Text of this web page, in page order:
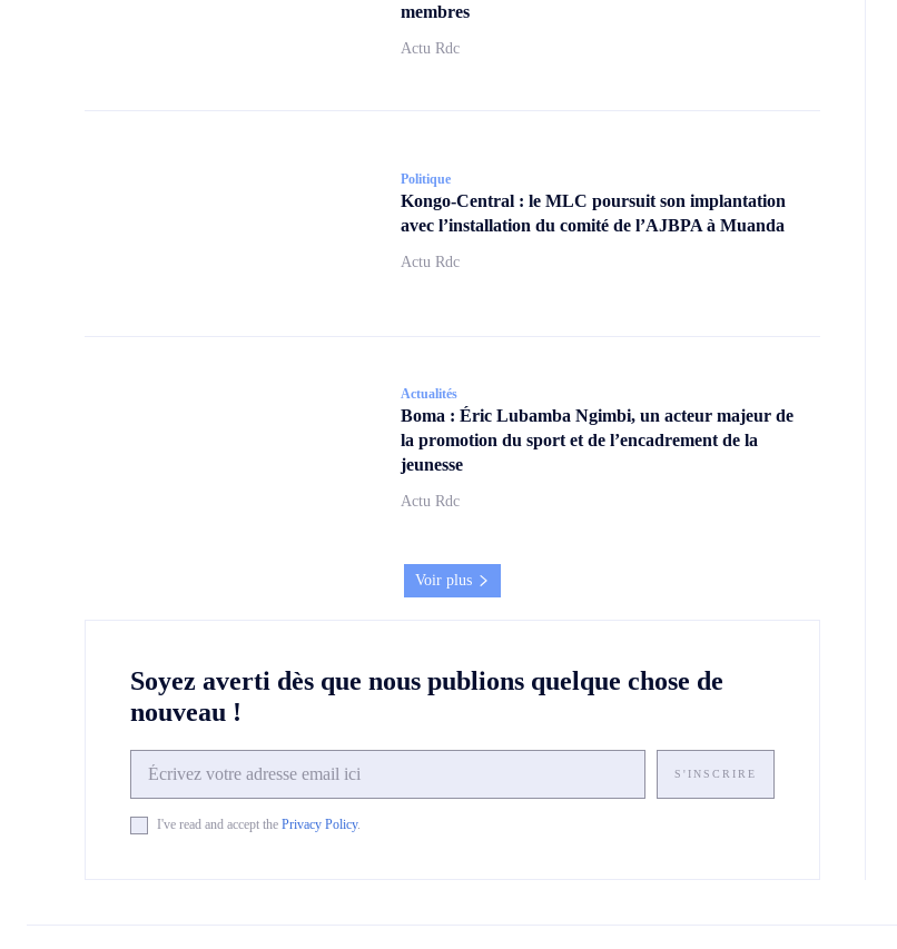
membres
Actu Rdc
Politique
Kongo-Central : le MLC poursuit son implantation
avec l’installation du comité de l’AJBPA à Muanda
Actu Rdc
Actualités
Boma : Éric Lubamba Ngimbi, un acteur majeur de
la promotion du sport et de l’encadrement de la
jeunesse
Actu Rdc
Voir plus
Soyez averti dès que nous publions quelque chose de
nouveau !
S'INSCRIRE
I've read and accept the Privacy Policy.